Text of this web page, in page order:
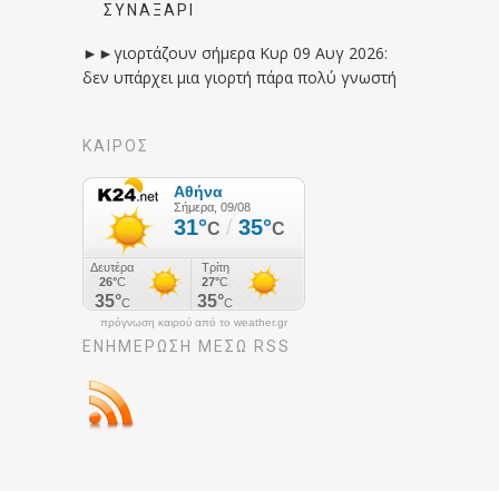
ΣΥΝΑΞΆΡΙ
►►γιορτάζουν σήμερα Κυρ 09 Αυγ 2026:
δεν υπάρχει μια γιορτή πάρα πολύ γνωστή
ΚΑΙΡΟΣ
πρόγνωση καιρού από το weather.gr
ΕΝΗΜΈΡΩΣΉ ΜΕΣΩ RSS